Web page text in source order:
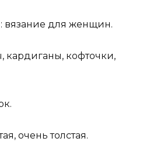
вязание для женщин.
кардиганы, кофточки,
очень толстая.